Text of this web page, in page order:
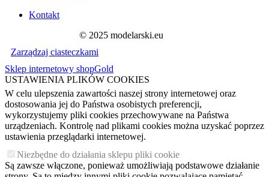
Kontakt
© 2025 modelarski.eu
Zarządzaj ciasteczkami
Sklep internetowy shopGold
USTAWIENIA PLIKÓW COOKIES
W celu ulepszenia zawartości naszej strony internetowej oraz
dostosowania jej do Państwa osobistych preferencji,
wykorzystujemy pliki cookies przechowywane na Państwa
urządzeniach. Kontrolę nad plikami cookies można uzyskać poprzez
ustawienia przeglądarki internetowej.
Niezbędne do działania sklepu pliki cookie
Są zawsze włączone, ponieważ umożliwiają podstawowe działanie